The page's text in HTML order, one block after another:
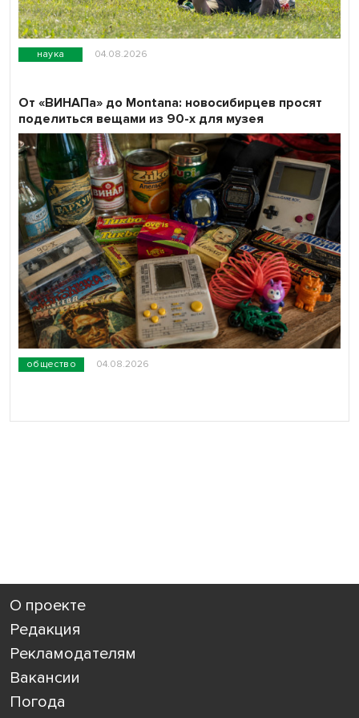
наука 04.08.2026
общество 04.08.2026
От «ВИНАПа» до Montana: новосибирцев просят
поделиться вещами из 90-х для музея
О проекте
Редакция
Рекламодателям
Вакансии
Погода